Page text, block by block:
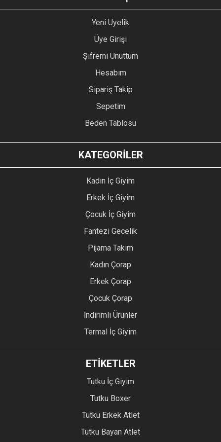
Yeni Üyelik
Üye Girişi
Şifremi Unuttum
Hesabım
Sipariş Takip
Sepetim
Beden Tablosu
KATEGORİLER
Kadın İç Giyim
Erkek İç Giyim
Çocuk İç Giyim
Fantezi Gecelik
Pijama Takım
Kadın Çorap
Erkek Çorap
Çocuk Çorap
İndirimli Ürünler
Termal İç Giyim
ETİKETLER
Tutku İç Giyim
Tutku Boxer
Tutku Erkek Atlet
Tutku Bayan Atlet